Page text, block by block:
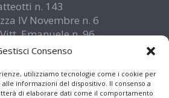
Consenso
utilizziamo tecnologie come i cookie per
informazioni del dispositivo. Il consenso a
di elaborare dati come il comportamento
n. 143
IV Novembre n. 6
Emanuele n. 96
Amicis n. 15
n. 61